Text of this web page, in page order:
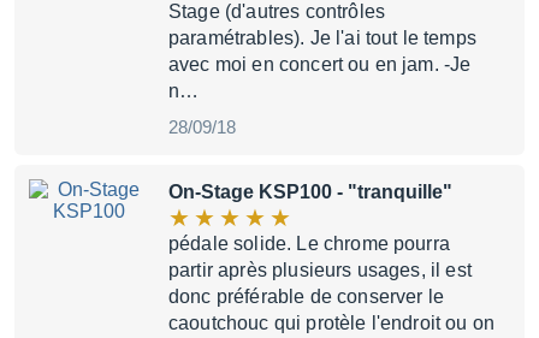
Stage (d'autres contrôles
paramétrables). Je l'ai tout le temps
avec moi en concert ou en jam. -Je
n…
28/09/18
On-Stage KSP100 - "tranquille"
pédale solide. Le chrome pourra
partir après plusieurs usages, il est
donc préférable de conserver le
caoutchouc qui protèle l'endroit ou on